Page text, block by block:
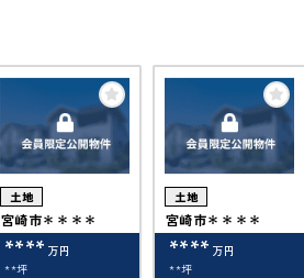
土地
宮崎市＊＊＊＊
**** 万円
**坪
土地
宮崎市＊＊＊＊
**** 万円
**坪